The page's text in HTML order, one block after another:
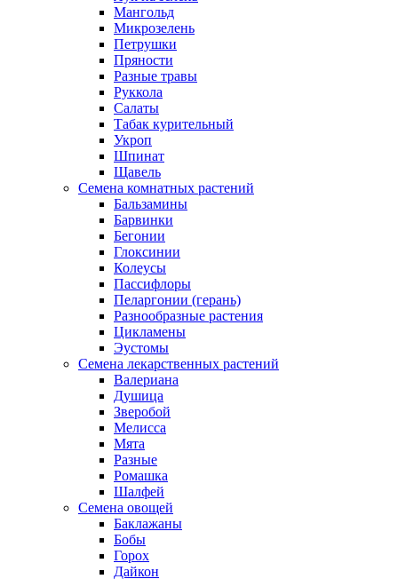
Мангольд
Микрозелень
Петрушки
Пряности
Разные травы
Руккола
Салаты
Табак курительный
Укроп
Шпинат
Щавель
Семена комнатных растений
Бальзамины
Барвинки
Бегонии
Глоксинии
Колеусы
Пассифлоры
Пеларгонии (герань)
Разнообразные растения
Цикламены
Эустомы
Семена лекарственных растений
Валериана
Душица
Зверобой
Мелисса
Мята
Разные
Ромашка
Шалфей
Семена овощей
Баклажаны
Бобы
Горох
Дайкон